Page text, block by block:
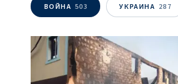
ВОЙНА 503 УКРАИНА 287